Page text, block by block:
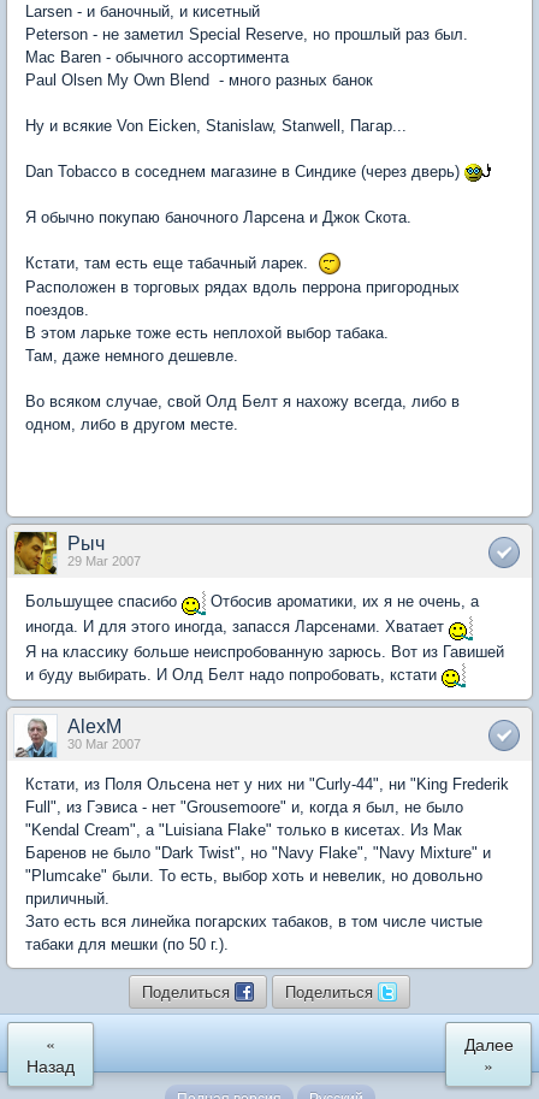
Larsen - и баночный, и кисетный
Peterson - не заметил Special Reserve, но прошлый раз был.
Mac Baren - обычного ассортимента
Paul Olsen My Own Blend - много разных банок
Ну и всякие Von Eicken, Stanislaw, Stanwell, Пагар...
Dan Tobacco в соседнем магазине в Синдике (через дверь)
Я обычно покупаю баночного Ларсена и Джок Скота.
Кстати, там есть еще табачный ларек.
Расположен в торговых рядах вдоль перрона пригородных
поездов.
В этом ларьке тоже есть неплохой выбор табака.
Там, даже немного дешевле.
Во всяком случае, свой Олд Белт я нахожу всегда, либо в
одном, либо в другом месте.
Рыч
29 Mar 2007
Большущее спасибо
Отбосив ароматики, их я не очень, а
иногда. И для этого иногда, запасся Ларсенами. Хватает
Я на классику больше неиспробованную зарюсь. Вот из Гавишей
и буду выбирать. И Олд Белт надо попробовать, кстати
AlexM
30 Mar 2007
Кстати, из Поля Ольсена нет у них ни "Curly-44", ни "King Frederik
Full", из Гэвиса - нет "Grousemoore" и, когда я был, не было
"Kendal Cream", а "Luisiana Flake" только в кисетах. Из Мак
Баренов не было "Dark Twist", но "Navy Flake", "Navy Mixture" и
"Plumcake" были. То есть, выбор хоть и невелик, но довольно
приличный.
Зато есть вся линейка погарских табаков, в том числе чистые
табаки для мешки (по 50 г.).
Поделиться Поделиться
«
Назад
Далее
»